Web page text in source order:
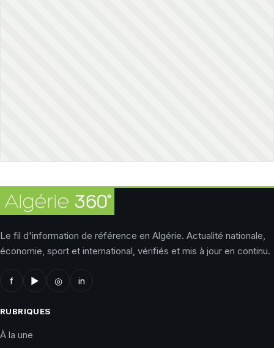
Le fil d'information de référence en Algérie. Actualité nationale,
économie, sport et international, vérifiés et mis à jour en continu.
f ▶ ◎ in
RUBRIQUES
À la une